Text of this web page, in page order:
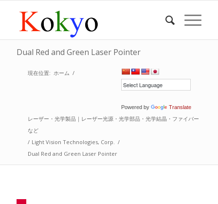
Dual Red and Green Laser Pointer
Powered by Translate
現在位置: ホーム /
レーザー・光学製品｜レーザー光源・光学部品・光学結晶・ファイバー
など
/ Light Vision Technologies, Corp. /
Dual Red and Green Laser Pointer